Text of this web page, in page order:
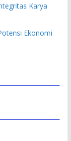
Karya
Ekonomi